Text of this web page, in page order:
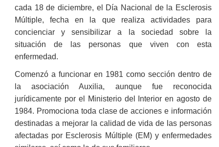
cada 18 de diciembre, el Día Nacional de la Esclerosis
Múltiple, fecha en la que realiza actividades para
concienciar y sensibilizar a la sociedad sobre la
situación de las personas que viven con esta
enfermedad.
Comenzó a funcionar en 1981 como sección dentro de
la asociación Auxilia, aunque fue reconocida
jurídicamente por el Ministerio del Interior en agosto de
1984. Promociona toda clase de acciones e información
destinadas a mejorar la calidad de vida de las personas
afectadas por Esclerosis Múltiple (EM) y enfermedades